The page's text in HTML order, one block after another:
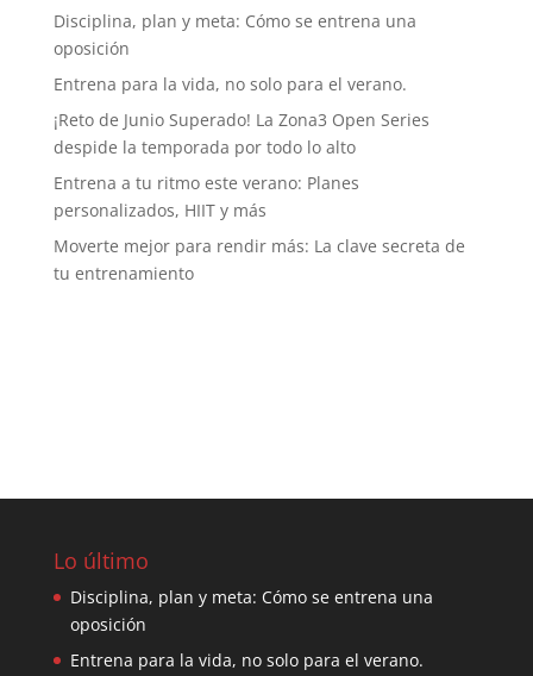
Disciplina, plan y meta: Cómo se entrena una
oposición
Entrena para la vida, no solo para el verano.
¡Reto de Junio Superado! La Zona3 Open Series
despide la temporada por todo lo alto
Entrena a tu ritmo este verano: Planes
personalizados, HIIT y más
Moverte mejor para rendir más: La clave secreta de
tu entrenamiento
Lo último
Disciplina, plan y meta: Cómo se entrena una
oposición
Entrena para la vida, no solo para el verano.